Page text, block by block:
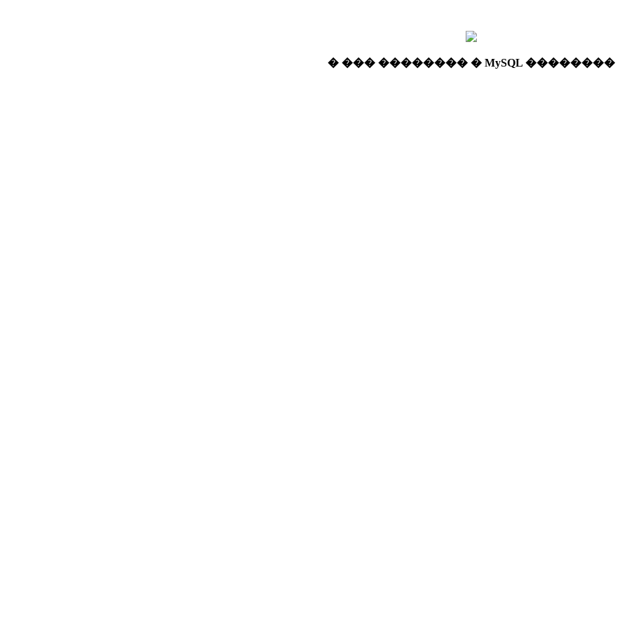
� ��� �������� � MySQL ��������